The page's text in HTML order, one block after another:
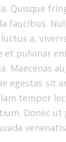
Quisque
faucibus.
a,
et pulvinar
Maecenas
egestas sit
tempor
Donec ut